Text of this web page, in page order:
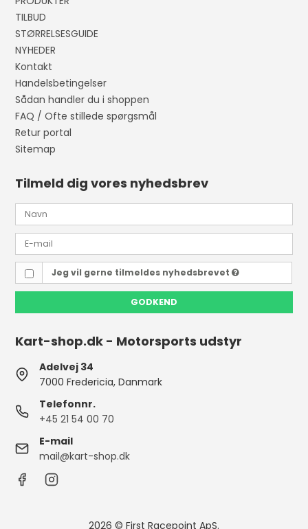
TILBUD
STØRRELSESGUIDE
NYHEDER
Kontakt
Handelsbetingelser
Sådan handler du i shoppen
FAQ / Ofte stillede spørgsmål
Retur portal
Sitemap
Tilmeld dig vores nyhedsbrev
Jeg vil gerne tilmeldes nyhedsbrevet
GODKEND
Kart-shop.dk - Motorsports udstyr
Adelvej 34
7000 Fredericia, Danmark
Telefonnr.
+45 21 54 00 70
E-mail
mail@kart-shop.dk
2026 © First Racepoint ApS.